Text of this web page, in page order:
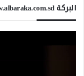
البركة www.albaraka.com.sd